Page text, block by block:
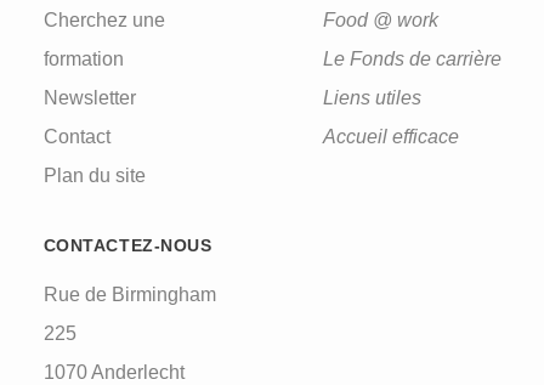
Cherchez une
formation
Newsletter
Contact
Plan du site
Food @ work
Le Fonds de carrière
Liens utiles
Accueil efficace
CONTACTEZ-NOUS
Rue de Birmingham
225
1070 Anderlecht